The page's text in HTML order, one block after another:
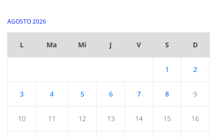
AGOSTO 2026
L Ma Mi J V S D
1 2
3 4 5 6 7 8 9
10 11 12 13 14 15 16